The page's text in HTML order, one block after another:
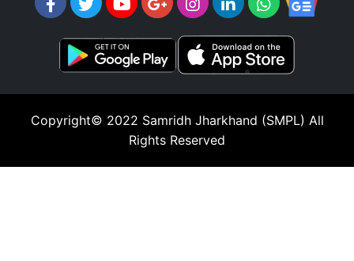
Copyright© 2022 Samridh Jharkhand (SMPL) All
Rights Reserved